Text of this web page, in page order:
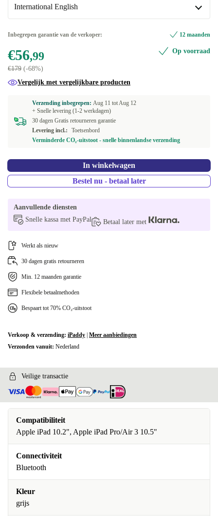
Beschikbaar in andere configuraties
MPTL2D/A
MX3L2D/A
MX3L2DK/A
MX3L2F/A
MX3L2S/A
International English
IT (Italiaans)
SE (Zweeds)
DE (Duits)
FR (Frans)
UK (GB-Engels) +€60
Inbegrepen garantie van de verkoper: 12 maanden
€56,99
€179 (-68%)
Op voorraad
Vergelijk met vergelijkbare producten
Verzending inbegrepen: Aug 11 totAug 12
+ Snelle levering (1-2 werkdagen)
30 dagen Gratis retourneren garantie
Levering incl.:
Toetsenbord
Verminderde CO₂-uitstoot - snelle binnenlandse verzending
In winkelwagen
Bestel nu - betaal later
Aanvullende diensten
Snelle kassa met PayPal
Betaal later met
Werkt als nieuw
30 dagen gratis retourneren
Min. 12 maanden garantie
Flexibele betaalmethoden
Bespaart tot 70% CO₂-uitstoot
Verkoop & verzending: iPaddy Meer aanbiedingen
Verzonden vanuit: Nederland
Veilige transactie
Compatibiliteit
Apple iPad 10.2", Apple iPad Pro/Air 3 10.5"
Connectiviteit
Bluetooth
Kleur
grijs